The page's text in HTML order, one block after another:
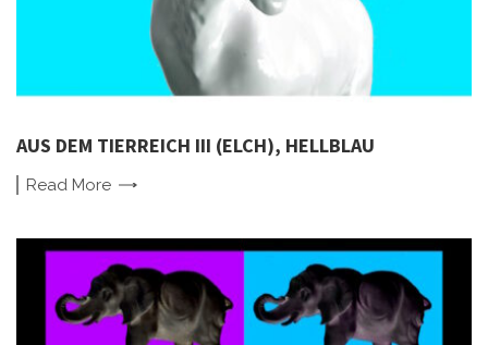
AUS DEM TIERREICH III (ELCH), HELLBLAU
Read More